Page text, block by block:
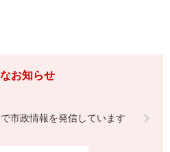
お知らせ
市政情報を発信しています